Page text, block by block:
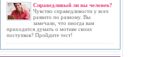
Справедливый ли вы человек?
Чувство справедливости у всех
развито по разному. Вы
замечали, что иногда вам
приходится думать о мотиве своих
поступков? Пройдите тест!